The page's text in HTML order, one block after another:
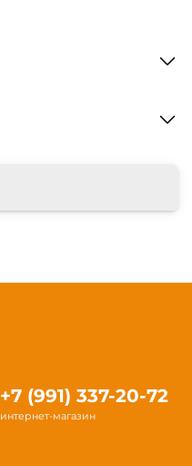
+7 (991) 337-20-72
интернет-магазин